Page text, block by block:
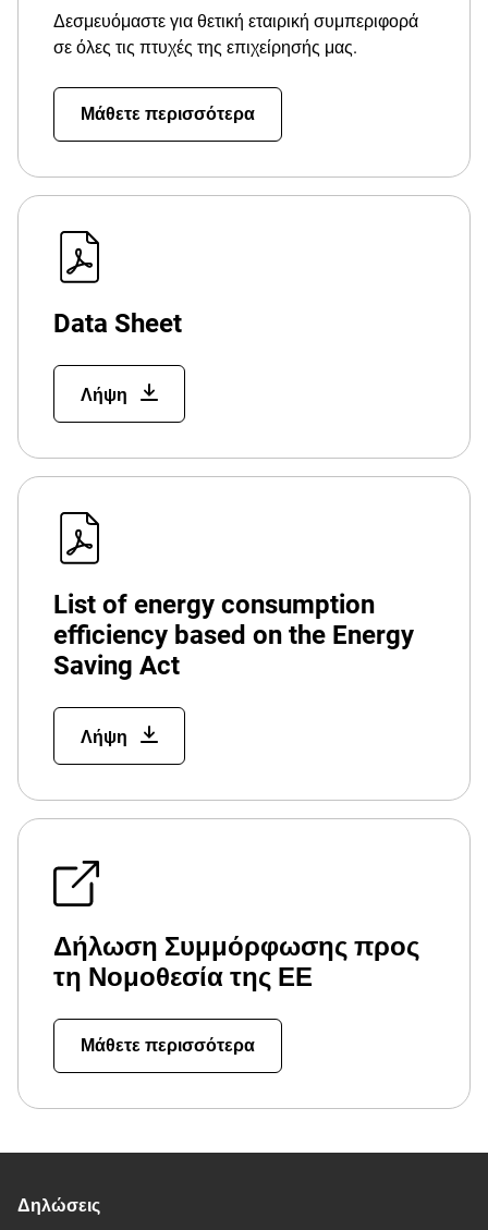
Δεσμευόμαστε για θετική εταιρική συμπεριφορά
σε όλες τις πτυχές της επιχείρησής μας.
Μάθετε περισσότερα
Data Sheet
Λήψη
List of energy consumption
efficiency based on the Energy
Saving Act
Λήψη
Δήλωση Συμμόρφωσης προς
τη Νομοθεσία της ΕΕ
Μάθετε περισσότερα
Δηλώσεις